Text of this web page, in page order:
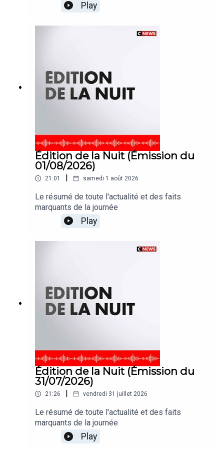
Play
Édition de la Nuit (Émission du
01/08/2026)
21:01 samedi 1 août 2026
Le résumé de toute l'actualité et des faits
marquants de la journée
Play
Édition de la Nuit (Émission du
31/07/2026)
21:26 vendredi 31 juillet 2026
Le résumé de toute l'actualité et des faits
marquants de la journée
Play